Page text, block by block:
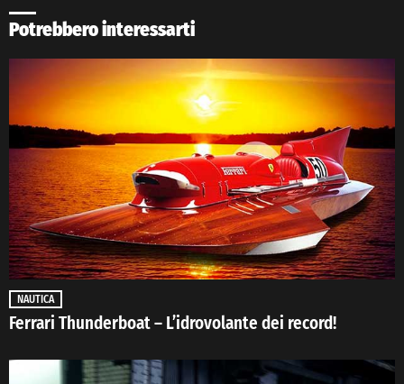
Potrebbero interessarti
NAUTICA
Ferrari Thunderboat – L’idrovolante dei record!